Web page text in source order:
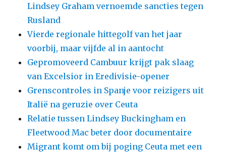
Lindsey Graham vernoemde sancties tegen
Rusland
Vierde regionale hittegolf van het jaar
voorbij, maar vijfde al in aantocht
Gepromoveerd Cambuur krijgt pak slaag
van Excelsior in Eredivisie-opener
Grenscontroles in Spanje voor reizigers uit
Italië na geruzie over Ceuta
Relatie tussen Lindsey Buckingham en
Fleetwood Mac beter door documentaire
Migrant komt om bij poging Ceuta met een